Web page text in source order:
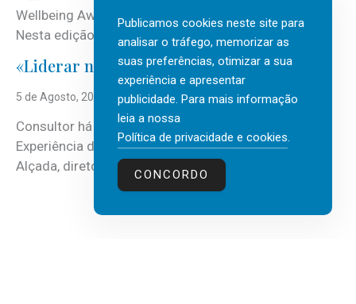
Wellbeing Awards, integrando o Top Wellbeing 2026.
Nesta edição, a multinacional...
«Liderar não é um talento místico.»
5 de Agosto, 2026
Consultor há mais de três décadas nas áreas de
Experiência do Cliente, Vendas e Liderança, Manuel
Alçada, diretor executivo da...
Publicamos cookies neste site para
analisar o tráfego, memorizar as
suas preferências, otimizar a sua
experiência e apresentar
publicidade. Para mais informação
leia a nossa
Política de privacidade e cookies.
CONCORDO